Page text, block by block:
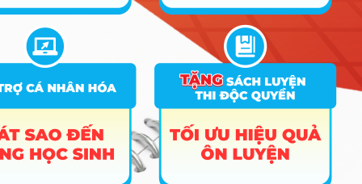
Sức khỏe và sự bền bỉ:Bạn phải có đủ thể
lực để đi bộ nhiều giờ, thức khuya dậy sớm
và luôn giữ được nụ cười tươi dù thời tiết
khắc nghiệt hay cơ thể đang mệt mỏi.
Kỹ năng giao tiếp và “cái duyên” kể
Không chỉ là nói đúng kiến thức, bạn
cần biết cách dẫn dắt vấn đề một cách lôi
cuốn, hài hước để kết nối các thành viên